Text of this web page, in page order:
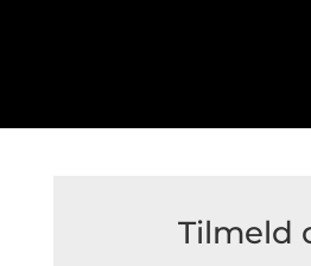
Tilmeld